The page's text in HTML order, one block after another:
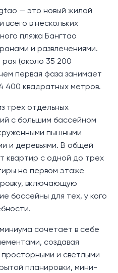
— это новый жилой
в нескольких
пляжа Бангтао
и развлечениями.
(около 35 200
первая фаза занимает
400 квадратных метров.
трех отдельных
с большим бассейном
пышными
и деревьями. В общей
квартир с одной до трех
на первом этаже
включающую
бассейны для тех, у кого
сочетает в себе
создавая
и светлыми
планировки, мини-